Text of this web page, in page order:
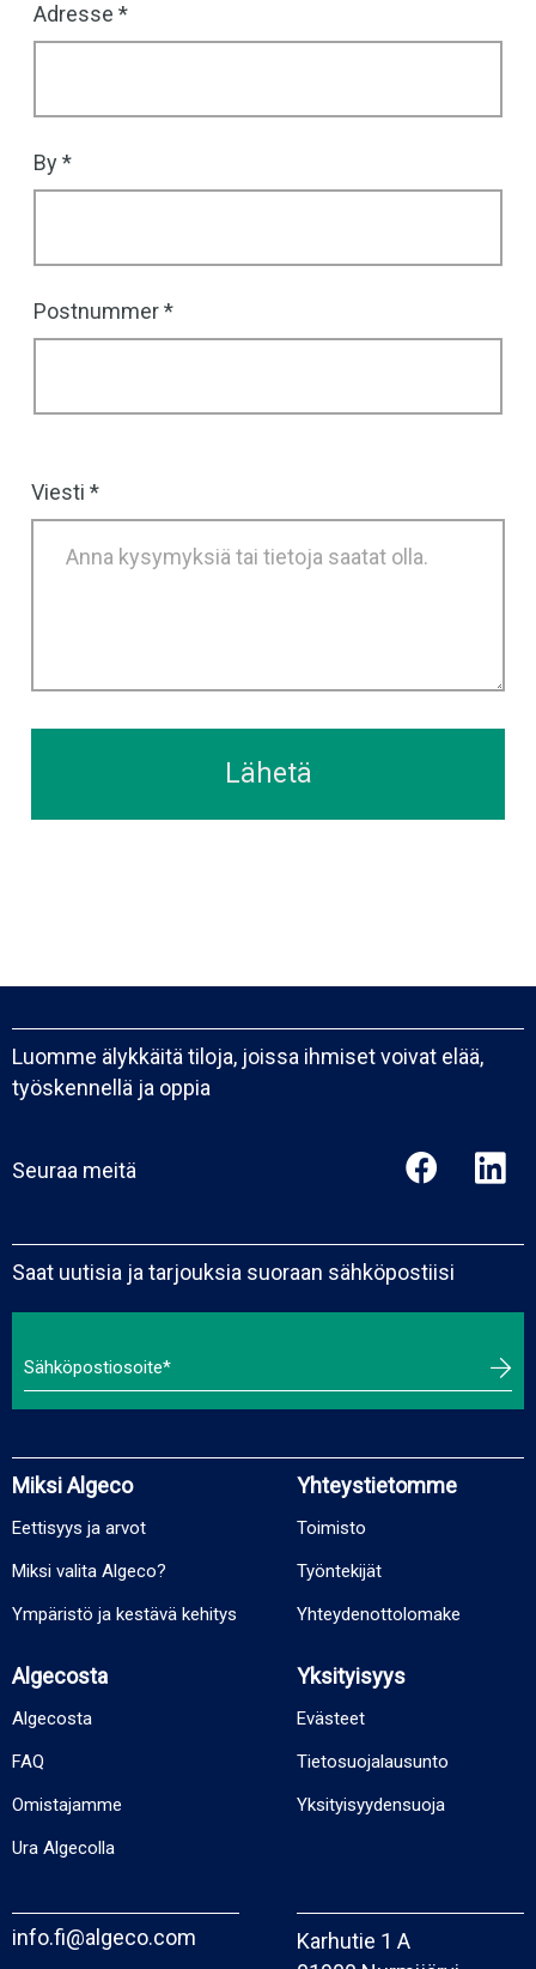
Address
full
Adresse
By
Postnummer
Viesti
Luomme älykkäitä tiloja, joissa ihmiset voivat elää,
työskennellä ja oppia
Seuraa meitä
Saat uutisia ja tarjouksia suoraan sähköpostiisi
Miksi Algeco
Eettisyys ja arvot
Miksi valita Algeco?
Ympäristö ja kestävä kehitys
Yhteystietomme
Toimisto
Työntekijät
Yhteydenottolomake
Algecosta
Algecosta
FAQ
Omistajamme
Ura Algecolla
Yksityisyys
Evästeet
Tietosuojalausunto
Yksityisyydensuoja
info.fi@algeco.com
Karhutie 1 A